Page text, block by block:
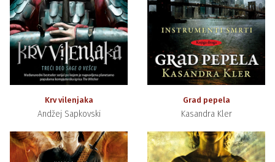
Krv vilenjaka
Andžej Sapkovski
Grad pepela
Kasandra Kler